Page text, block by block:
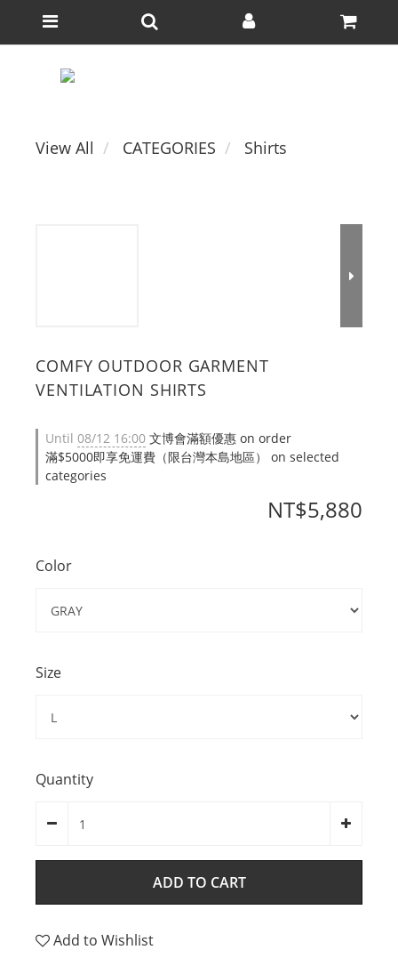
View All CATEGORIES Shirts
COMFY OUTDOOR GARMENT
VENTILATION SHIRTS
Until 08/12 16:00 文博會滿額優惠 on order
滿$5000即享免運費（限台灣本島地區） on selected
categories
NT$5,880
Color
Size
Quantity
ADD TO CART
Add to Wishlist